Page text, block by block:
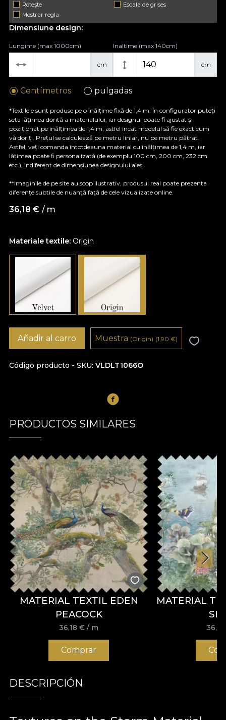
Rotește
Escala de grises
Mostrar regla
Materiale textile: Origin
Dimensiune design:
cm
Lungime (max 1000cm)
cm
Inaltime (max 140cm)
Centímetros pulgadas
*Textilele sunt produse pe o înălțime fixă de 1,4 m. În configurator puteți
seta lățimea dorită a materialului, iar designul poate fi ajustat și
poziționat pe înălțimea de 1,4 m, astfel încât modelul să fie exact cum
vă doriți. Prețul se calculează pe metru liniar, nu pe metru pătrat.
Astfel, veți comanda întotdeauna material cu înălțimea de 1,4 m, iar
lățimea poate fi personalizată (de exemplu 100 cm, 200 cm, 232 cm
etc.), indiferent de dimensiunea designului ales.
**Imaginile de pe site au scop ilustrativ, produsul real poate prezenta
diferențe subtile de nuanță față de cele vizualizate online.
36,18 € / m
Código producto - SKU VLDLT1066O
Añadir al carro Muestra (Origin) (1,90 €)
PRODUCTOS SIMILARES
MATERIAL TEXTIL EDEN
PEACOCK
36,18€ / m
Comprar
MATERIAL
DESCRIPCIÓN